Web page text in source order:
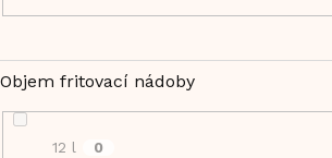
Objem fritovací nádoby
12 l 0